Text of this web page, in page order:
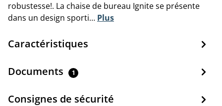
robustesse!. La chaise de bureau Ignite se présente
dans un design sporti… Plus
Caractéristiques
Documents 1
Consignes de sécurité